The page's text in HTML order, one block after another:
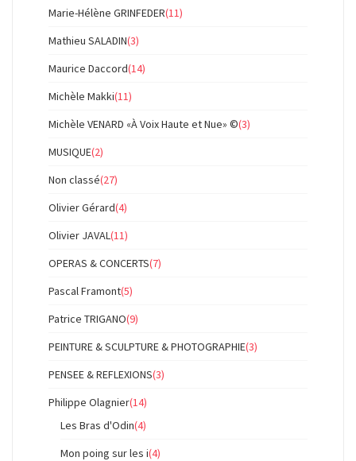
Marie-Hélène GRINFEDER(11)
Mathieu SALADIN(3)
Maurice Daccord(14)
Michèle Makki(11)
Michèle VENARD «À Voix Haute et Nue» ©(3)
MUSIQUE(2)
Non classé(27)
Olivier Gérard(4)
Olivier JAVAL (11)
OPERAS & CONCERTS(7)
Pascal Framont(5)
Patrice TRIGANO(9)
PEINTURE & SCULPTURE & PHOTOGRAPHIE(3)
PENSEE & REFLEXIONS(3)
Philippe Olagnier(14)
Les Bras d'Odin(4)
Mon poing sur les i(4)